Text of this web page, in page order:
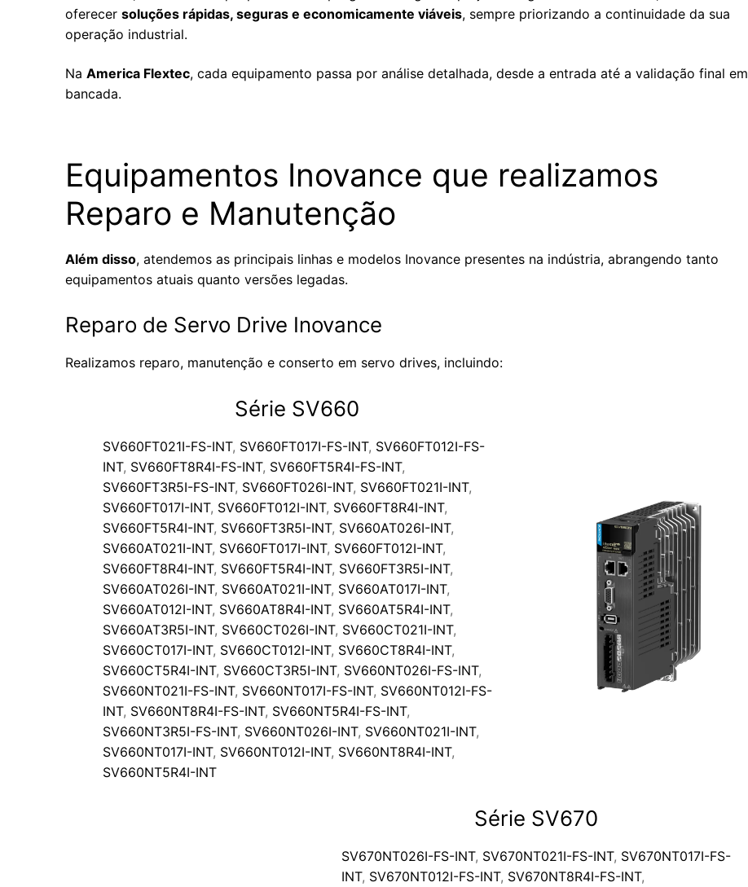
oferecer soluções rápidas, seguras e economicamente viáveis, sempre priorizando a continuidade da sua
operação industrial.
Na America Flextec, cada equipamento passa por análise detalhada, desde a entrada até a validação final em
bancada.
Equipamentos Inovance que realizamos
Reparo e Manutenção
Além disso, atendemos as principais linhas e modelos Inovance presentes na indústria, abrangendo tanto
equipamentos atuais quanto versões legadas.
Reparo de Servo Drive Inovance
Realizamos reparo, manutenção e conserto em servo drives, incluindo:
Série SV660
SV660FT021I-FS-INT, SV660FT017I-FS-INT, SV660FT012I-FS-
INT, SV660FT8R4I-FS-INT, SV660FT5R4I-FS-INT,
SV660FT3R5I-FS-INT, SV660FT026I-INT, SV660FT021I-INT,
SV660FT017I-INT, SV660FT012I-INT, SV660FT8R4I-INT,
SV660FT5R4I-INT, SV660FT3R5I-INT, SV660AT026I-INT,
SV660AT021I-INT, SV660FT017I-INT, SV660FT012I-INT,
SV660FT8R4I-INT, SV660FT5R4I-INT, SV660FT3R5I-INT,
SV660AT026I-INT, SV660AT021I-INT, SV660AT017I-INT,
SV660AT012I-INT, SV660AT8R4I-INT, SV660AT5R4I-INT,
SV660AT3R5I-INT, SV660CT026I-INT, SV660CT021I-INT,
SV660CT017I-INT, SV660CT012I-INT, SV660CT8R4I-INT,
SV660CT5R4I-INT, SV660CT3R5I-INT, SV660NT026I-FS-INT,
SV660NT021I-FS-INT, SV660NT017I-FS-INT, SV660NT012I-FS-
INT, SV660NT8R4I-FS-INT, SV660NT5R4I-FS-INT,
SV660NT3R5I-FS-INT, SV660NT026I-INT, SV660NT021I-INT,
SV660NT017I-INT, SV660NT012I-INT, SV660NT8R4I-INT,
SV660NT5R4I-INT
Série SV670
SV670NT026I-FS-INT, SV670NT021I-FS-INT, SV670NT017I-FS-
INT, SV670NT012I-FS-INT, SV670NT8R4I-FS-INT,